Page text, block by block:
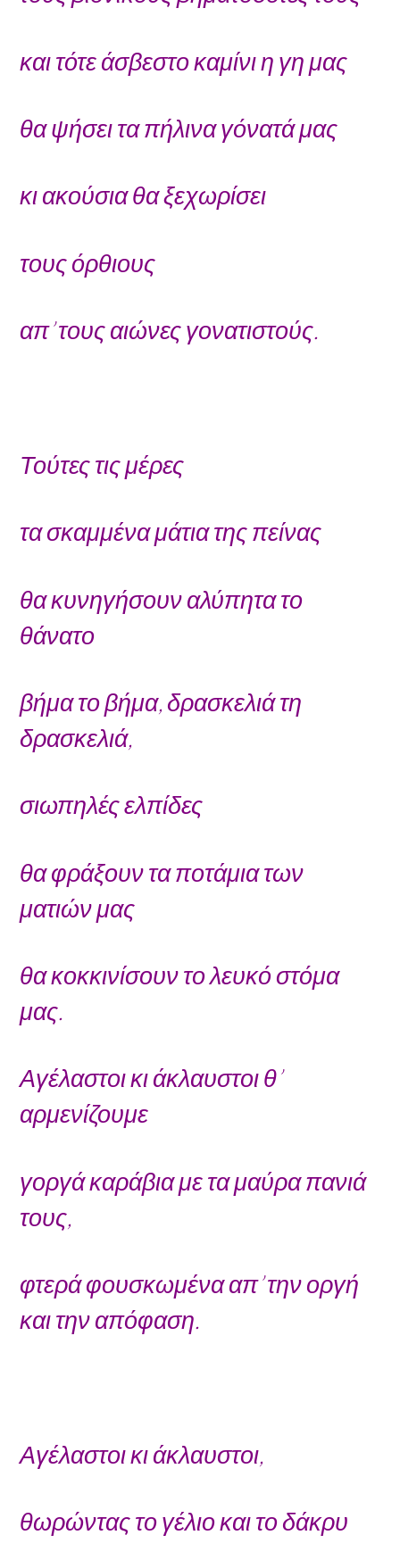
και τότε άσβεστο καμίνι η γη μας
θα ψήσει τα πήλινα γόνατά μας
κι ακούσια θα ξεχωρίσει
τους όρθιους
απ’ τους αιώνες γονατιστούς.
Τούτες τις μέρες
τα σκαμμένα μάτια της πείνας
θα κυνηγήσουν αλύπητα το
θάνατο
βήμα το βήμα, δρασκελιά τη
δρασκελιά,
σιωπηλές ελπίδες
θα φράξουν τα ποτάμια των
ματιών μας
θα κοκκινίσουν το λευκό στόμα
μας.
Αγέλαστοι κι άκλαυστοι θ’
αρμενίζουμε
γοργά καράβια με τα μαύρα πανιά
τους,
φτερά φουσκωμένα απ’ την οργή
και την απόφαση.
Αγέλαστοι κι άκλαυστοι,
θωρώντας το γέλιο και το δάκρυ